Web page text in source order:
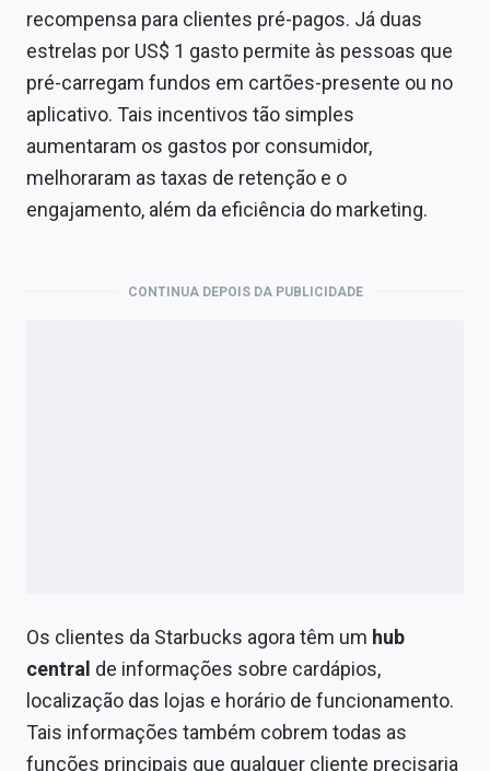
recompensa para clientes pré-pagos. Já duas
estrelas por US$ 1 gasto permite às pessoas que
pré-carregam fundos em cartões-presente ou no
aplicativo. Tais incentivos tão simples
aumentaram os gastos por consumidor,
melhoraram as taxas de retenção e o
engajamento, além da eficiência do marketing.
CONTINUA DEPOIS DA PUBLICIDADE
Os clientes da Starbucks agora têm um hub
central de informações sobre cardápios,
localização das lojas e horário de funcionamento.
Tais informações também cobrem todas as
funções principais que qualquer cliente precisaria